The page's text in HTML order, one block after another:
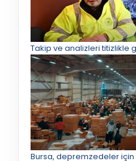
Takip ve analizleri titizlikle
Bursa, depremzedeler için